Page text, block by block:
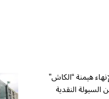
هيمنة “الكاش”
النقدية